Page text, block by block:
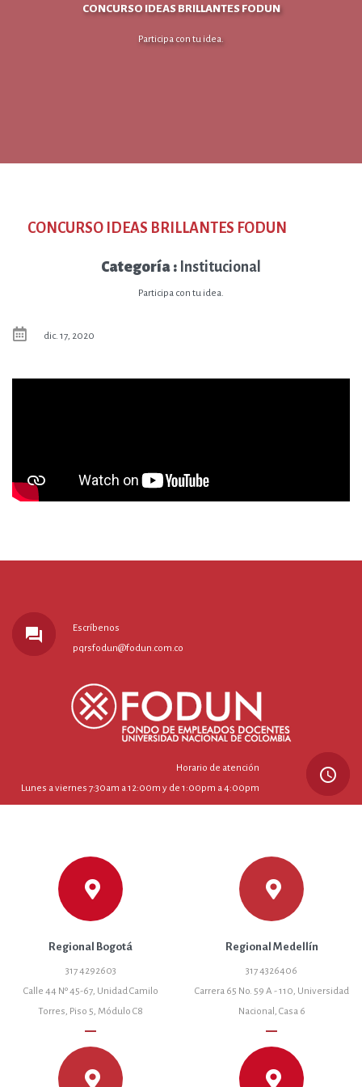
CONCURSO IDEAS BRILLANTES FODUN
Participa con tu idea.
CONCURSO IDEAS BRILLANTES FODUN
Categoría : Institucional
Participa con tu idea.
dic. 17, 2020
forum
Escríbenos
pqrsfodun@fodun.com.co
Horario de atención
Lunes a viernes 7:30am a 12:00m y de 1:00pm a 4:00pm
query_builder
Regional Bogotá
317 4292603
Calle 44 Nº 45-67, Unidad Camilo
Torres, Piso 5, Módulo C8
remove
Regional Medellín
317 4326406
Carrera 65 No. 59 A - 110, Universidad
Nacional, Casa 6
remove